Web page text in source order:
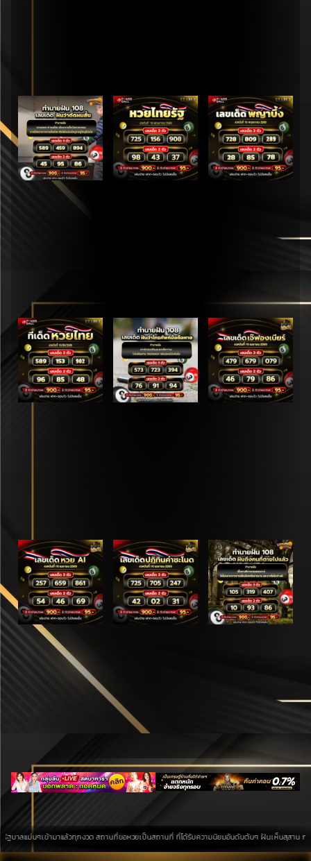
นๆเข้ามาแล้วทุกงวด สถานที่ขอหวยเป็นสถานที่ ที่ได้รับความนิยมอันดับต้นๆ ฝันเห็นสุสาน การ